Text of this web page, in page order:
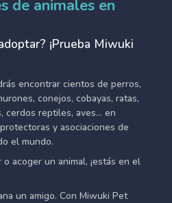
de animales en
¡Prueba Miwuki
encontrar cientos de perros,
conejos, cobayas, ratas,
cerdos reptiles, aves... en
y asociaciones de
el mundo.
acoger un animal, ¡estás en el
un amigo. Con Miwuki Pet